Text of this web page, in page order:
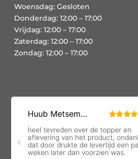
Woensdag: Gesloten
Donderdag: 12:00 – 17:00
Vrijdag: 12:00 – 17:00
Zaterdag: 12:00 – 17:00
Zondag: 12:00 – 17:00